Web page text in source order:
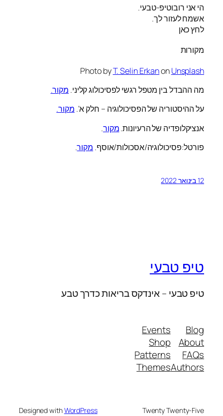
הי אני רובוטיפ-טבעי.
אשמח לעזור לך.
לחץ כאן
מקורות
Photo byT. Selin ErkanonUnsplash
מה ההבדל בין מטפל רגשי לפסיכולוג קליני. מקור.
על ההיסטוריה של הפסיכולוגיה – חלק א'. מקור.
אנציקלופדיה של הרעיונות.מקור.
פורטל:פסיכולוגיה/אסכולות/אוסף. מקור.
12 בינואר 2022
טיפ טבעי
טיפ טבעי – אינדקס בריאות כדרך טבע
Blog
About
FAQs
Authors
Events
Shop
Patterns
Themes
Twenty Twenty-Five
Designed withWordPress